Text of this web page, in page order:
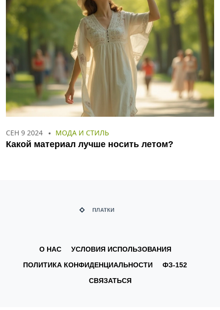
СЕН 9 2024 МОДА И СТИЛЬ
Какой материал лучше носить летом?
О НАС
УСЛОВИЯ ИСПОЛЬЗОВАНИЯ
ПОЛИТИКА КОНФИДЕНЦИАЛЬНОСТИ
ФЗ-152
СВЯЗАТЬСЯ